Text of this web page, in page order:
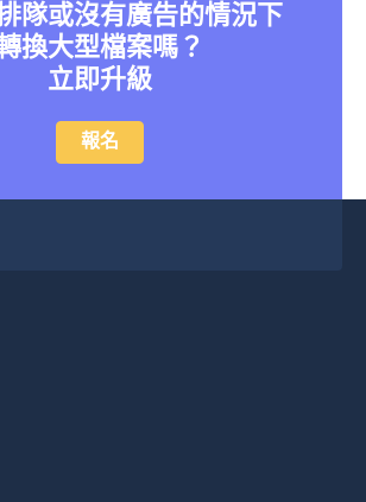
隊或沒有廣告的情況下
換大型檔案嗎？
立即升級
報名